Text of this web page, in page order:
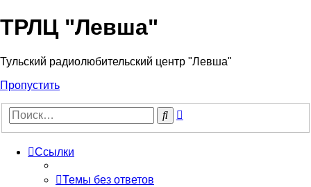
ТРЛЦ "Левша"
Тульский радиолюбительский центр "Левша"
Пропустить
Поиск
Ссылки
Темы без ответов